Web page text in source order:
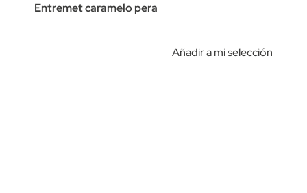
Entremet caramelo pera
Añadir a mi selección